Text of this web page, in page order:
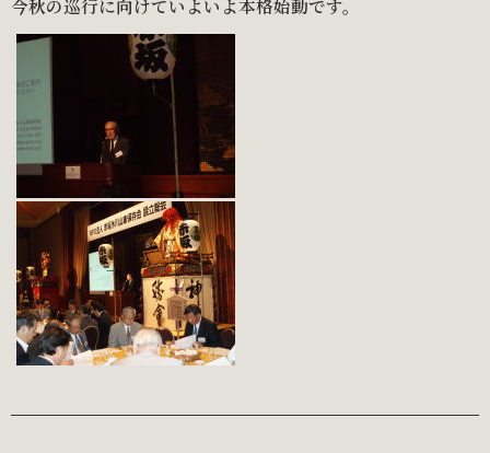
今秋の巡行に向けていよいよ本格始動です。